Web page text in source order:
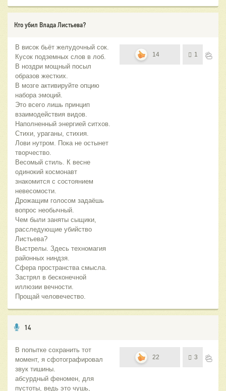
Кто убил Влада Листьева?
В висок бьёт желудочный сок.
Кусок подземных слов в лоб.
В ноздри мощный посыл
образов жестких.
В мозге активируйте опцию
набора эмоций.
Это всего лишь принцип
взаимодействия видов.
Наполненный энергией ситхов.
Стихи, ураганы, стихия.
Лови нутром. Пока не остынет
творчество.
Весомый стиль. К весне
одинокий космонавт
знакомится с состоянием
невесомости.
Дрожащим голосом задаёшь
вопрос необычный.
Чем были заняты сыщики,
расследующие убийство
Листьева?
Выстрелы. Здесь техномагия
районных ниндзя.
Сфера пространства смысла.
Застрял в бесконечной
иллюзии вечности.
Прощай человечество.
14 1
14
В попытке сохранить тот
момент, я сфотографировал
звук тишины.
абсурдный феномен, для
пустоты, ведь это чушь,
22 3